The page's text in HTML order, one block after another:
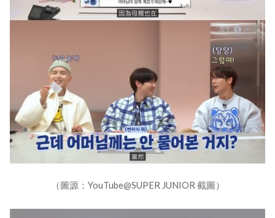
（圖源：YouTube@SUPER JUNIOR 截圖）